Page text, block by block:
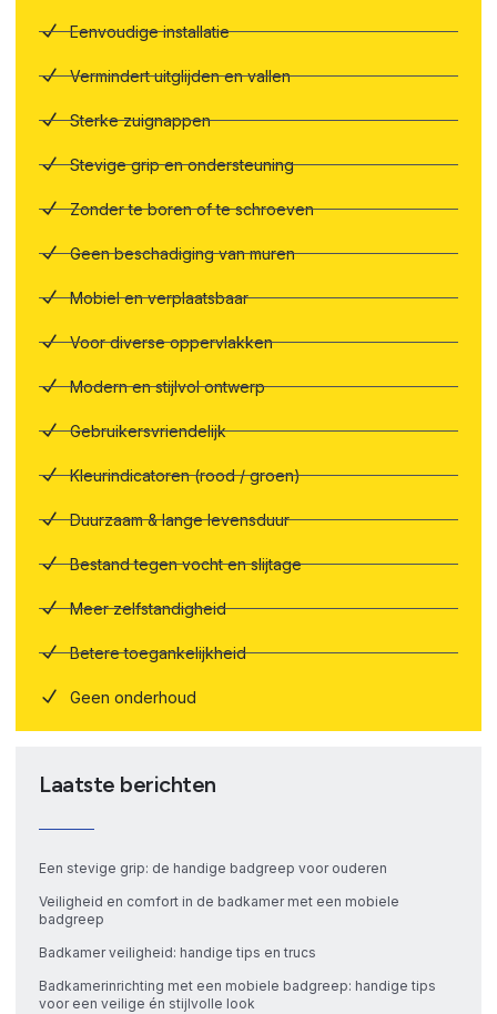
Eenvoudige installatie
Vermindert uitglijden en vallen
Sterke zuignappen
Stevige grip en ondersteuning
Zonder te boren of te schroeven
Geen beschadiging van muren
Mobiel en verplaatsbaar
Voor diverse oppervlakken
Modern en stijlvol ontwerp
Gebruikersvriendelijk
Kleurindicatoren (rood / groen)
Duurzaam & lange levensduur
Bestand tegen vocht en slijtage
Meer zelfstandigheid
Betere toegankelijkheid
Geen onderhoud
Laatste berichten
Een stevige grip: de handige badgreep voor ouderen
Veiligheid en comfort in de badkamer met een mobiele
badgreep
Badkamer veiligheid: handige tips en trucs
Badkamerinrichting met een mobiele badgreep: handige tips
voor een veilige én stijlvolle look